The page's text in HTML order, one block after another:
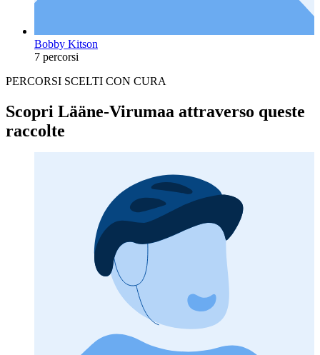
Bobby Kitson
7 percorsi
PERCORSI SCELTI CON CURA
Scopri Lääne-Virumaa attraverso queste
raccolte